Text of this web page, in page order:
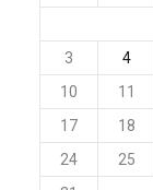
3
4
10
11
17
18
24
25